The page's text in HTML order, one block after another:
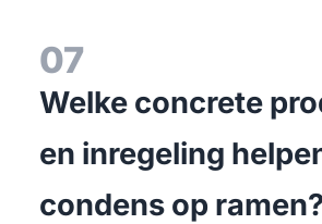
07
Welke concrete
en inregeling
condens op ramen?